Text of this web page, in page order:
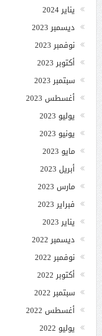
يناير 2024
ديسمبر 2023
نوفمبر 2023
أكتوبر 2023
سبتمبر 2023
أغسطس 2023
يوليو 2023
يونيو 2023
مايو 2023
أبريل 2023
مارس 2023
فبراير 2023
يناير 2023
ديسمبر 2022
نوفمبر 2022
أكتوبر 2022
سبتمبر 2022
أغسطس 2022
يوليو 2022